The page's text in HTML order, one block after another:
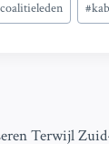
coalitieleden #
Terwijl